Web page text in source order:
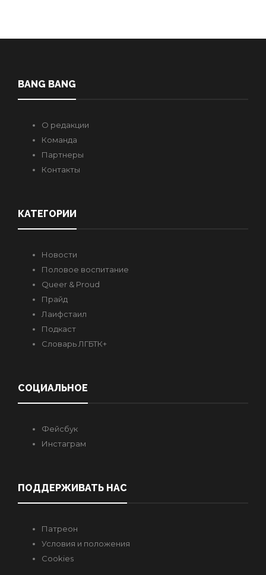
BANG BANG
О редакции
Команда
Партнеры
Контакты
КАТЕГОРИИ
Новости
Половое воспитание
Queer & Proud
Прайд
Лаифстаил
Подкаст
Словарь ЛГБТК+
СОЦИАЛЬНОЕ
Фейсбук
Инстаграм
ПОДДЕРЖИВАТЬ НАС
Патреон
Условия и положения
Cookies